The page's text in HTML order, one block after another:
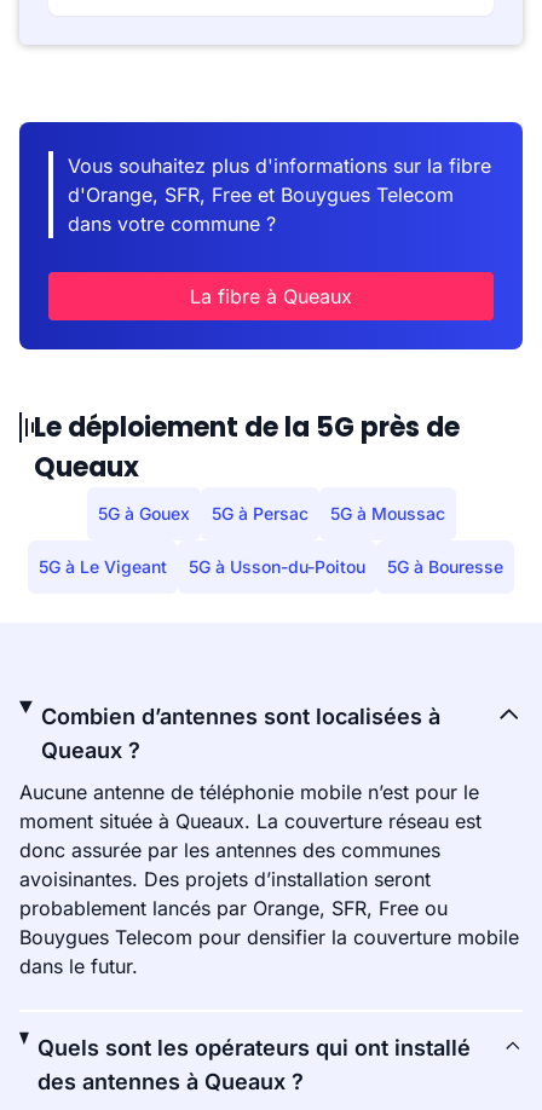
Vous souhaitez plus d'informations sur la fibre
d'Orange, SFR, Free et Bouygues Telecom
dans votre commune ?
La fibre à Queaux
Le déploiement de la 5G près de
Queaux
5G à Gouex 5G à Persac 5G à Moussac
5G à Le Vigeant 5G à Usson-du-Poitou 5G à Bouresse
Combien d’antennes sont localisées à
Queaux ?
Aucune antenne de téléphonie mobile n’est pour le
moment située à Queaux. La couverture réseau est
donc assurée par les antennes des communes
avoisinantes. Des projets d’installation seront
probablement lancés par Orange, SFR, Free ou
Bouygues Telecom pour densifier la couverture mobile
dans le futur.
Quels sont les opérateurs qui ont installé
des antennes à Queaux ?